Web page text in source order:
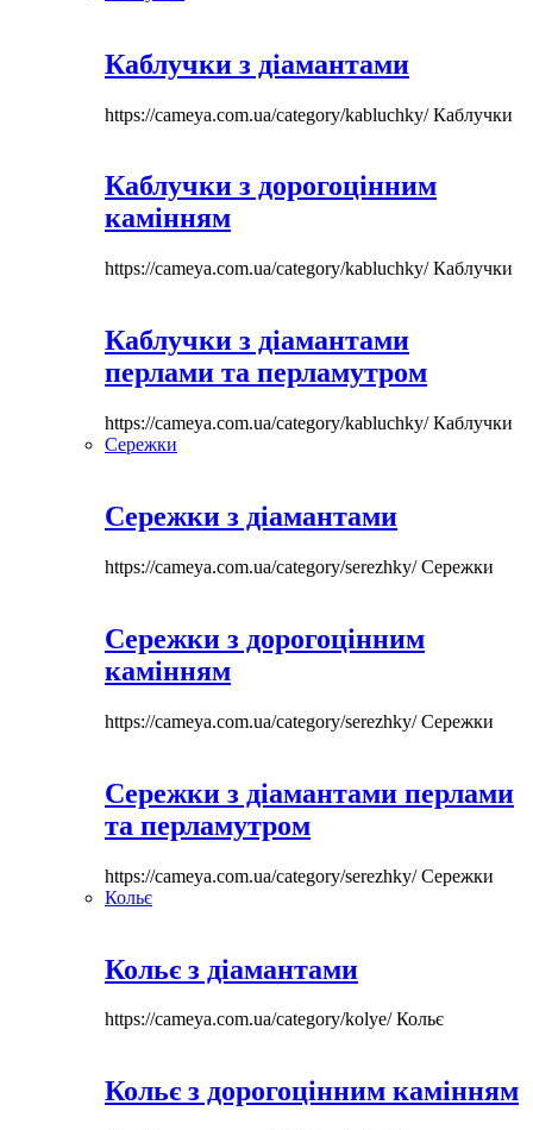
Каблучки з діамантами
https://cameya.com.ua/category/kabluchky/Каблучки
Каблучки з дорогоцінним
камінням
https://cameya.com.ua/category/kabluchky/Каблучки
Каблучки з діамантами
перлами та перламутром
https://cameya.com.ua/category/kabluchky/Каблучки
Сережки
Сережки з діамантами
https://cameya.com.ua/category/serezhky/Сережки
Сережки з дорогоцінним
камінням
https://cameya.com.ua/category/serezhky/Сережки
Сережки з діамантами перлами
та перламутром
https://cameya.com.ua/category/serezhky/Сережки
Кольє
Кольє з діамантами
https://cameya.com.ua/category/kolye/Кольє
Кольє з дорогоцінним камінням